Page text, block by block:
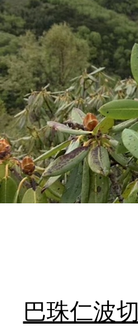
巴珠仁波切